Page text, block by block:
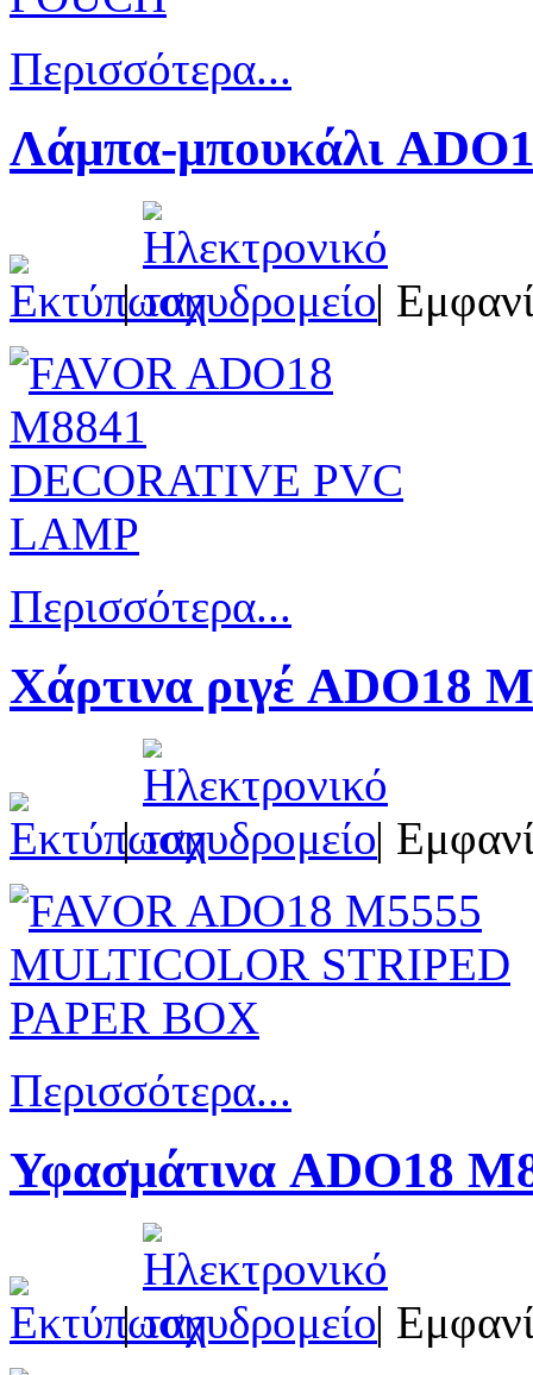
Περισσότερα...
Λάμπα-μπουκάλι
| |
Περισσότερα...
Χάρτινα ριγέ ADO18
| |
Περισσότερα...
Υφασμάτινα ADO18
| |